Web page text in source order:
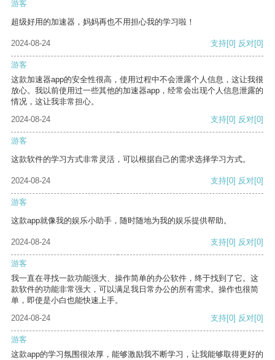
游客
超级好用的加速器，妈妈再也不用担心我的学习啦！
2024-08-24 支持[0] 反对[0]
游客
这款加速器app的安全性很高，使用过程中不会泄露个人信息，这让我很
放心。我以前使用过一些其他的加速器app，经常会出现个人信息泄露的
情况，这让我非常担心。
2024-08-24
支持[0] 反对[0]
游客
这款软件的学习方式非常灵活，可以根据自己的需求选择学习方式。
2024-08-24 支持[0] 反对[0]
游客
这款app就像我的娱乐小助手，随时随地为我的娱乐提供帮助。
2024-08-24 支持[0] 反对[0]
游客
我一直在寻找一款功能强大、操作简单的办公软件，终于找到了它。这
款软件的功能非常强大，可以满足我日常办公的所有需求。操作也很简
单，即使是小白也能快速上手。
2024-08-24
支持[0] 反对[0]
游客
这款app的学习氛围很浓厚，能够激励我不断学习，让我能够取得更好的